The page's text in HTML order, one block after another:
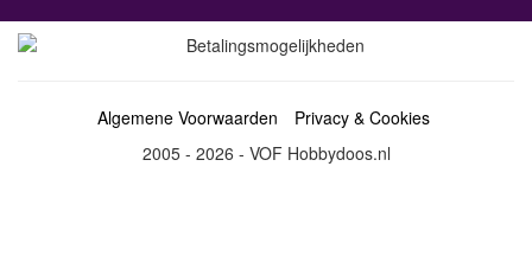
Algemene Voorwaarden
Privacy & Cookies
2005 - 2026 - VOF Hobbydoos.nl